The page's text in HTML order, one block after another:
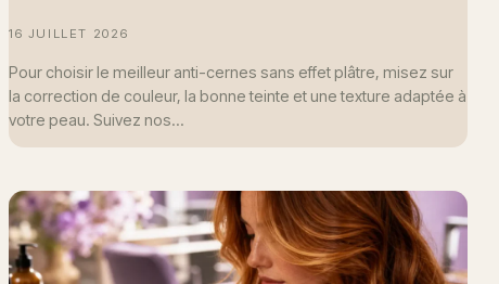
16 JUILLET 2026
Pour choisir le meilleur anti-cernes sans effet plâtre, misez sur
la correction de couleur, la bonne teinte et une texture adaptée à
votre peau. Suivez nos…